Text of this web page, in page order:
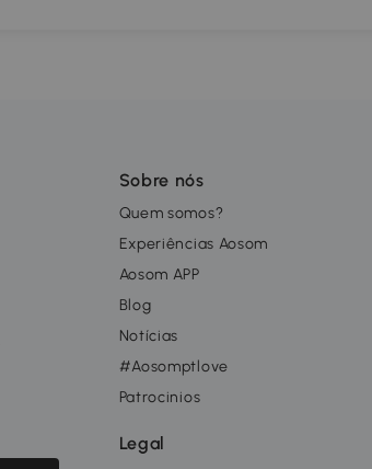
Sobre nós
Quem somos?
Experiências Aosom
Aosom APP
Blog
Notícias
#Aosomptlove
Patrocinios
Legal